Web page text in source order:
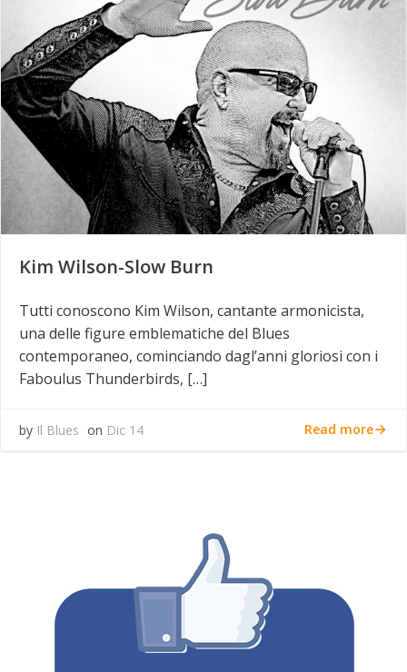
Kim Wilson-Slow Burn
Tutti conoscono Kim Wilson, cantante armonicista,
una delle figure emblematiche del Blues
contemporaneo, cominciando dagl’anni gloriosi con i
Faboulus Thunderbirds, […]
by Il Blues on Dic 14 Read more